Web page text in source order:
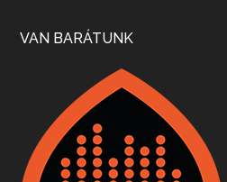
Boston, teadélután, bab
Apr 9, 2026 • 00:37:17
VAN BARÁTUNK